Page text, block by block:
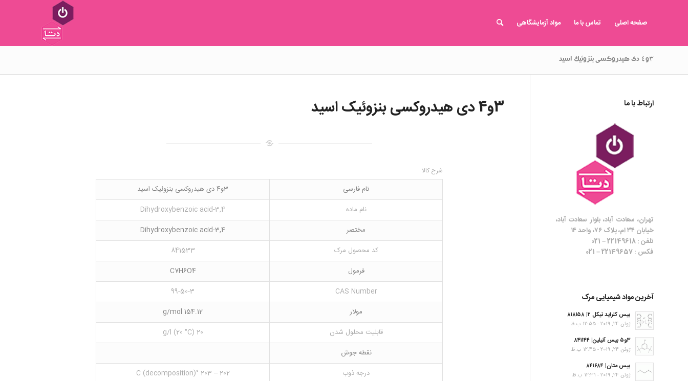
صفحه اصلی تماس با ما مواد آزمایشگاهی
۳و۴ دی هیدروکسی بنزوئیک اسید
3و4 دی هیدروکسی بنزوئیک اسید
شرح کالا
نام فارسی
3و4 دی هیدروکسی بنزوئیک اسید
نام ماده
3,4-Dihydroxybenzoic acid
مختصر
3,4-Dihydroxybenzoic acid
کد محصول مرک
841533
فرمول
C7H6O4
CAS Number
99-50-3
مولار
154.12 g/mol
قابلیت محلول شدن
20 g/l (20 °C)
نقطه جوش
درجه ذوب
202 – 203 °C (decomposition)
ارتباط با ما
تهران، سعادت آباد، بلوار سعادت آباد،
خیابان ۳۴ ام، پلاک ۷۶، واحد ۱۴
تلفن : 22149618 – 021
فکس : 22149657 – 021
آخرین مواد شیمیایی مرک
بیس کلراید نیکل ۲| ۸۱۸۱۵۸
ژوئن 24, 2019 - 12:55 ب.ظ
۳و۵ بیس آنیلین| ۸۴۱۱۴۴
ژوئن 24, 2019 - 12:45 ب.ظ
بیس متان| ۸۴۱۶۸۴
ژوئن 24, 2019 - 12:31 ب.ظ